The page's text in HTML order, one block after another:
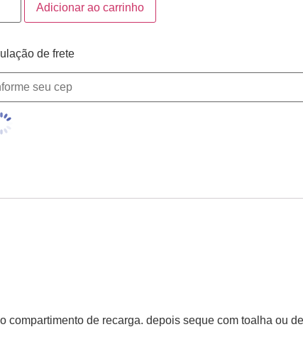
Adicionar ao carrinho
de frete
de recarga. depois seque com toalha ou